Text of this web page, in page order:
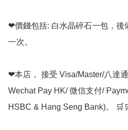
❤價錢包括: 白水晶碎石一包，後
一次。
❤本店， 接受 Visa/Master/八達
Wechat Pay HK/ 微信支付/
HSBC & Hang Seng Bank)。